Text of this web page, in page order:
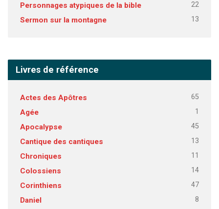
Personnages atypiques de la bible 22
Sermon sur la montagne 13
Livres de référence
Actes des Apôtres 65
Agée 1
Apocalypse 45
Cantique des cantiques 13
Chroniques 11
Colossiens 14
Corinthiens 47
Daniel 8